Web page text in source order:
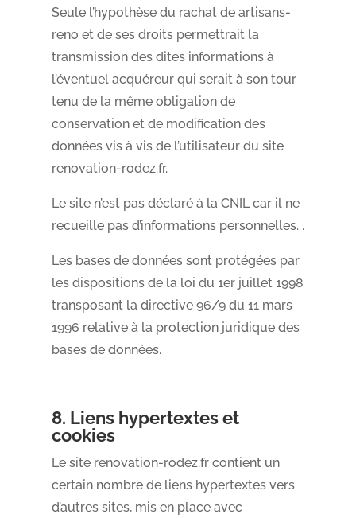
Seule l’hypothèse du rachat de artisans-
reno et de ses droits permettrait la
transmission des dites informations à
l’éventuel acquéreur qui serait à son tour
tenu de la même obligation de
conservation et de modification des
données vis à vis de l’utilisateur du site
renovation-rodez.fr.
Le site n’est pas déclaré à la CNIL car il ne
recueille pas d’informations personnelles. .
Les bases de données sont protégées par
les dispositions de la loi du 1er juillet 1998
transposant la directive 96/9 du 11 mars
1996 relative à la protection juridique des
bases de données.
8. Liens hypertextes et
cookies
Le site renovation-rodez.fr contient un
certain nombre de liens hypertextes vers
d’autres sites, mis en place avec